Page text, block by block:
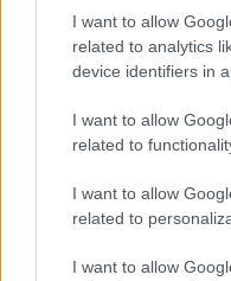
I want to allow
related to analytics
device identifiers in
I want to allow
related to
I want to allow
related to
I want to allow
Pianificare gite di
scelta dei pendii
bollettino
Sci alpinismo:
Sicurezza nello sci